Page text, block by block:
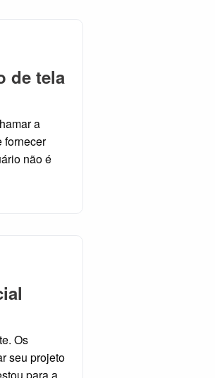
de tela
a
fornecer
não é
Os
seu projeto